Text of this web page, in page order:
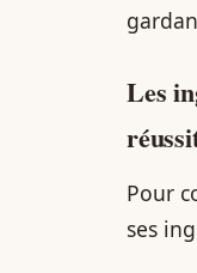
Les
Pour
ses